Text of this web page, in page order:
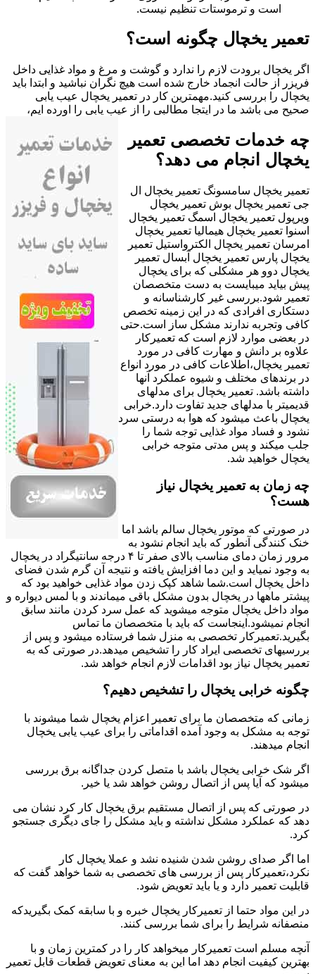
است و ترموستات تنظیم نیست.
تعمیر یخچال چگونه است؟
اگر یخچال برودت لازم را ندارد و گوشت و مرغ و مواد غذایی داخل
فریزر از حالت انجماد خارج شده است هیچ نگران نباشید و ابتدا باید
یخچال را بررسی کنید.مهمترین کار در تعمیر یخچال عیب یابی
صحیح می باشد ما در ایتجا مطالبی را از عیب یابی را اورده ایم،
چه خدمات تخصصی تعمیر
یخچال انجام می دهد؟
تعمیر یخچال سامسونگ تعمیر یخچال ال
جی تعمیر یخچال بوش تعمیر یخچال
ویرپول تعمیر یخچال اسمگ تعمیر یخچال
اسنوا تعمیر یخچال هیمالیا تعمیر یخچال
امرسان تعمیر یخچال الکترواستیل تعمیر
یخچال پارس تعمیر یخچال آبسال تعمیر
یخچال دوو هر مشکلی که برای یخچال
پیش بیاید میبایست به دست متخصصان
تعمیر شود.بررسی غیر کارشناسانه و
دستکاری افرادی که در این زمینه تخصص
کافی وتجربه ندارند مشکل ساز است.حتی
در بعضی موارد لازم است که تعمیرکار
علاوه بر دانش و مهارت کافی در مورد
تعمیر یخچال،اطلاعات کافی در مورد انواع
در برندهای مختلف و شیوه عملکرد آنها
داشته باشد. تعمیر یخچال برای مدلهای
قدیمیتر با مدل‍های جدید تفاوت دارد.خرابی
یخچال باعث میشود که هوا به درستی سرد
نشود و فساد مواد غذایی توجه شما را
جلب میکند و پس مدتی متوجه خرابی
یخچال خواهید شد.
چه زمان به تعمیر یخچال نیاز
هست؟
در صورتی که موتور یخچال سالم باشد اما
خنک کنندگی آنطور که باید انجام نشود به
مرور زمان دمای مناسب بالای صفر تا ۴ درجه سانتیگراد در یخچال
به وجود نمیاید و این دما افزایش یافته و نتیجه آن گرم شدن فضای
داخل یخچال است.شما شاهد کپک زدن مواد غذایی خواهید بود که
پیشتر ماهها در یخچال بدون مشکل باقی میماندند و با لمس دیواره و
مواد داخل یخچال متوجه میشوید که عمل سرد کردن مانند سابق
انجام نمیشود.اینجاست که باید با متخصصان ما تماس
بگیرید.تعمیرکار تخصصی به منزل شما فرستاده میشود و پس از
بررسیهای تخصصی ایراد کار را تشخیص میدهد.در صورتی که به
تعمیر یخچال نیاز بود اقدامات لازم انجام خواهد شد.
چگونه خرابی یخچال را تشخیص دهیم؟
زمانی که متخصصان ما برای تعمیر اعزام یخچال شما میشوند با
توجه به مشکل به وجود آمده اقداماتی را برای عیب یابی یخچال
انجام میدهند.
اگر شک خرابی یخچال باشد با متصل کردن جداگانه برق بررسی
میشود که آیا پس از اتصال روشن خواهد شد یا خیر.
در صورتی که پس از اتصال مستقیم برق یخچال کار کرد نشان می
دهد که عملکرد مشکل نداشته و باید مشکل را جای دیگری جستجو
کرد.
اما اگر صدای روشن شدن شنیده نشد و عملا یخچال کار
نکرد،تعمیرکار پس از بررسی های تخصصی به شما خواهد گفت که
قابلیت تعمیر دارد و یا باید تعویض شود.
در این مواد حتما از تعمیرکار یخچال خبره و با سابقه کمک بگیریدکه
منصفانه شرایط را برای شما بررسی کنند.
آنچه مسلم است تعمیرکار میخواهد کار را در کمترین زمان و با
بهترین کیفیت انجام دهد اما این به معنای تعویض قطعات قابل تعمیر